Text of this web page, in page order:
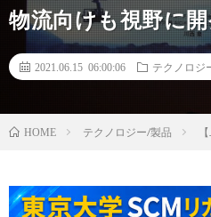
物流向けも視野に
2021.06.15 06:00:06 テクノロジ
HOME テクノロジー/製品